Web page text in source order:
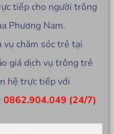
tiếp cho người trông
Phương Nam.
chăm sóc trẻ tại
giá dịch vụ trông trẻ
hệ trực tiếp với
0862.904.049 (24/7)